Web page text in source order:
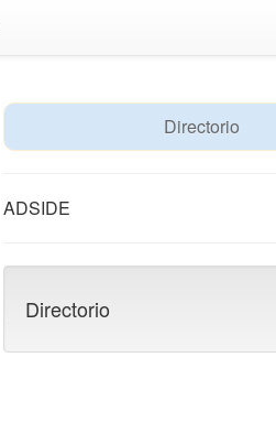
Directorio
ADSIDE
Directorio